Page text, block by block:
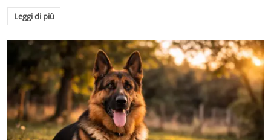
Leggi di più